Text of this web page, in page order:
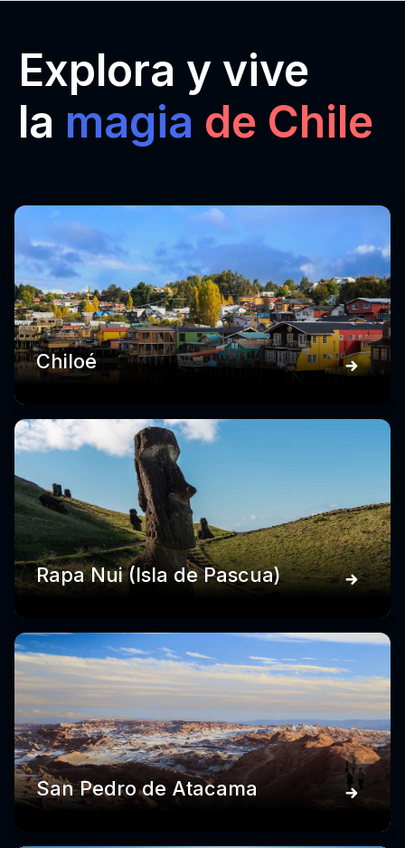
Explora y vive
la magia de Chile
Chiloé
Rapa Nui (Isla de Pascua)
San Pedro de Atacama